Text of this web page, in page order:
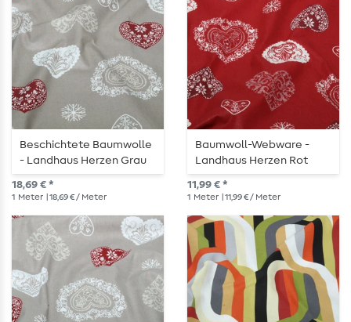
Beschichtete Baumwolle
- Landhaus Herzen Grau
18,69 € *
1 Meter | 18,69 € / Meter
Baumwoll-Webware -
Landhaus Herzen Rot
11,99 € *
1 Meter | 11,99 € / Meter